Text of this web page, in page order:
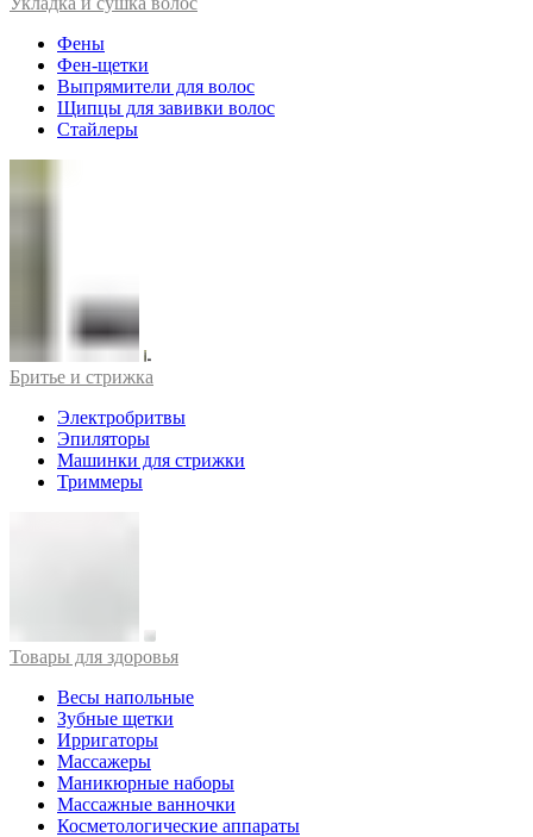
Фены
Фен-щетки
Выпрямители для волос
Щипцы для завивки волос
Стайлеры
Бритье и стрижка
Электробритвы
Эпиляторы
Машинки для стрижки
Триммеры
Товары для здоровья
Весы напольные
Зубные щетки
Ирригаторы
Массажеры
Маникюрные наборы
Массажные ванночки
Косметологические аппараты